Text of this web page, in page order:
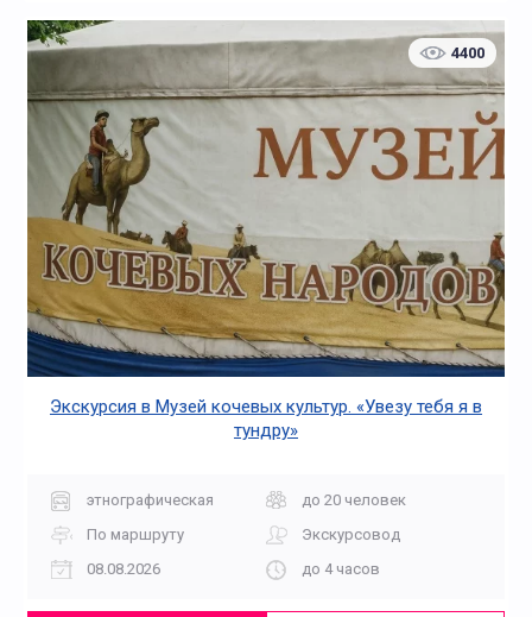
4400
Экскурсия в Музей кочевых культур. «Увезу тебя я в
тундру»
этнографическая
до 20 человек
По маршруту
Экскурсовод
08.08.2026
до 4 часов